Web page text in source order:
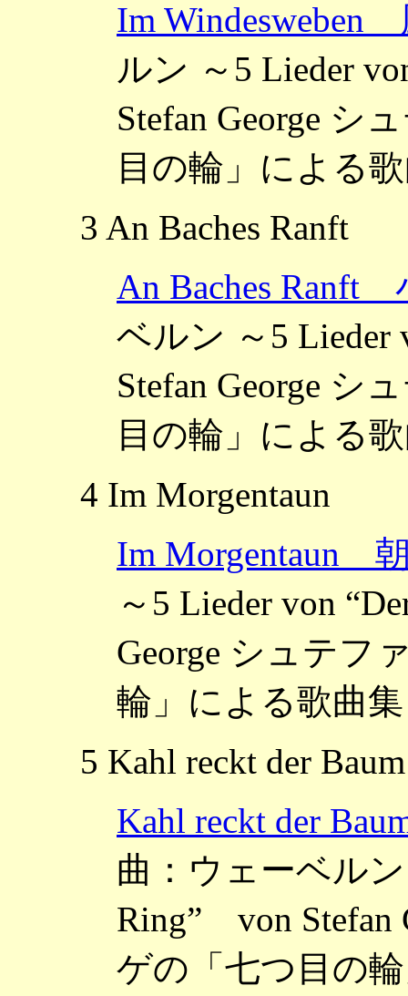
Im
ルン ～5 Lieder
Stefan George シ
目の輪」による
3 An Baches Ranft
An Baches Ranft
ベルン ～5 Lieder
Stefan George シ
目の輪」による
4 Im Morgentaun
Im Morgentaun
～5 Lieder von
George シュテフ
輪」による歌曲集
5 Kahl reckt der Baum
Kahl reckt der
曲：ウェーベルン
Ring” von Stefan
ゲの「七つ目の